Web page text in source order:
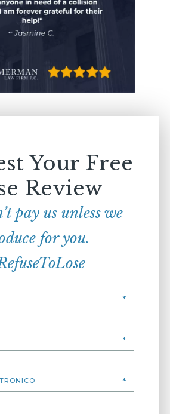
Your Free
Review
pay us unless we
for you.